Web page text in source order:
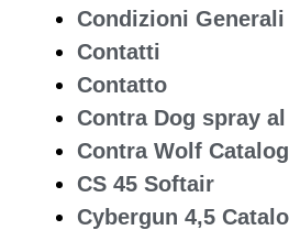
Condizioni Generali
Contatti
Contatto
Contra Dog spray
Contra Wolf
CS 45 Softair
Cybergun 4,5